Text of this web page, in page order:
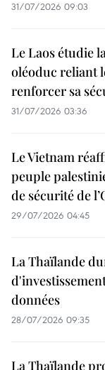
31/07/2026 09:03
Le Laos étudie
oléoduc reliant
renforcer sa
31/07/2026 03:36
Le Vietnam
peuple
de sécurité de
29/07/2026 04:45
La Thaïlande
données
28/07/2026 09:35
La Thaïlande